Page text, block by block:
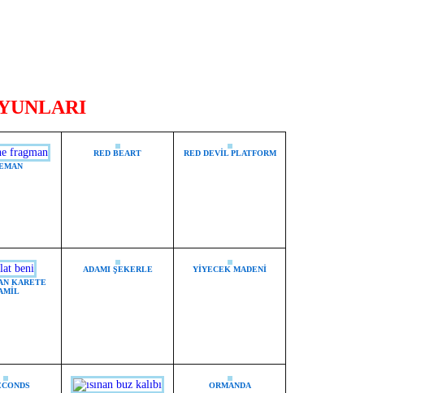
RED BEART RED DEVİL PLATFORM
KARETE
ADAMI ŞEKERLE YİYECEK MADENİ
ORMANDA